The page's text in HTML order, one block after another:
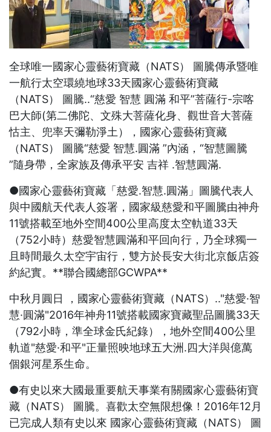
全球唯一國家心靈藝術寶藏（NATS） 圖騰傳承暨唯
一航行太空環繞地球33天國家心靈藝術寶藏
（NATS） 圖騰..“慈愛 智慧 圓滿 和平”菩薩行-宗喀
巴大師(第二佛陀、文殊大菩薩化身、觀世音大菩薩
怙主、兜率天彌勒淨土），國家心靈藝術寶藏
（NATS） 圖騰“慈愛 智慧.圓滿 ”內涵，“智慧圖騰
”隨身帶，全家族及傳承平安 吉祥 .智慧圓滿.
●國家心靈藝術寶藏「慈愛.智慧.圓滿」圖騰代表人
與中國航天代表人簽署，國家級慈愛和平圖騰由神舟
11號搭載至地外空間400公里高度太空軌道33天
（752小時）慈愛智慧圓滿和平回向行，乃全球獨一
且時間最久太空宇宙行，雙方於長安大街北京飯店簽
約紀實。**聯合國總部GCWPA**
中秋月圓日 ，國家心靈藝術寶藏（NATS）.."慈愛·智
慧·圓滿"2016年神舟11號搭載國家寶藏聖品圖騰33天
（792小時，準全球金氏紀錄），地外空間400公里
軌道"慈愛·和平"正量照映地球五大洲.四大洋與億萬
個銀河星系生命。
●有史以來大國最重要航天事業有關國家心靈藝術寶
藏（NATS） 圖騰。喜歡太空無限想像！2016年12月
已完成人類有史以來 國家心靈藝術寶藏（NATS） 圖